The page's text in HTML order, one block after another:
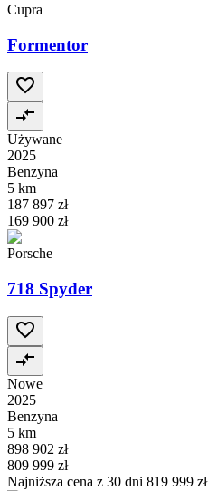
Cupra
Formentor
Używane
2025
Benzyna
5 km
187 897 zł
169 900 zł
Porsche
718 Spyder
Nowe
2025
Benzyna
5 km
898 902 zł
809 999 zł
Najniższa cena z 30 dni 819 999 zł